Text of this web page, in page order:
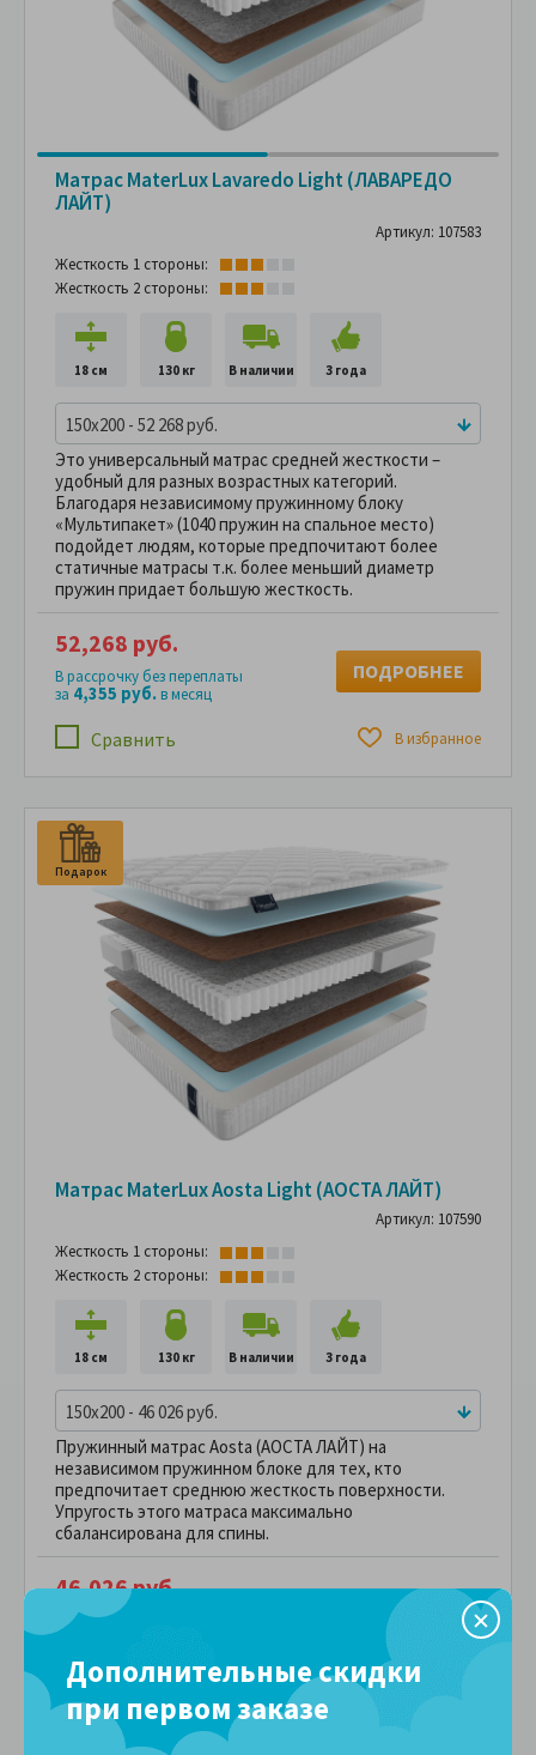
Матрас MaterLux Lavaredo Light (ЛАВАРЕДО
ЛАЙТ)
Артикул: 107583
Жесткость 1 стороны:
Жесткость 2 стороны:
18 см 130 кг В наличии 3 года
150x200 - 52 268 руб.
Это универсальный матрас средней жесткости –
удобный для разных возрастных категорий.
Благодаря независимому пружинному блоку
«Мультипакет» (1040 пружин на спальное место)
подойдет людям, которые предпочитают более
статичные матрасы т.к. более меньший диаметр
пружин придает большую жесткость.
Сравнить В избранное
52,268 руб.
В рассрочку без переплаты
за 4,355 руб.в месяц
ПОДРОБНЕЕ
Подарок
Матрас MaterLux Aosta Light (АОСТА ЛАЙТ)
Артикул: 107590
Жесткость 1 стороны:
Жесткость 2 стороны:
18 см 130 кг В наличии 3 года
150x200 - 46 026 руб.
Пружинный матрас Aosta (АОСТА ЛАЙТ) на
независимом пружинном блоке для тех, кто
предпочитает среднюю жесткость поверхности.
Упругость этого матраса максимально
сбалансирована для спины.
Сравнить В избранное
46,026 руб.
В рассрочку без переплаты
за
ПОДРОБНЕЕ
Дополнительные скидки
при первом заказе